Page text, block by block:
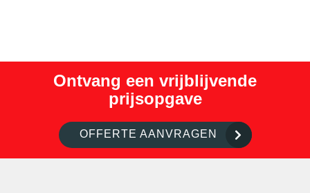
Ontvang een vrijblijvende
prijsopgave
OFFERTE AANVRAGEN